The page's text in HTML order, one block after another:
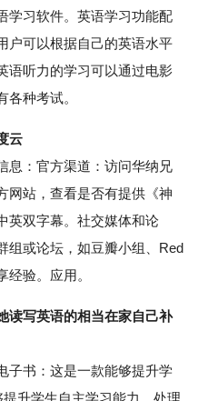
学习软件。英语学习功能配
户可以根据自己的英语水平
语听力的学习可以通过电影
种考试。
云
：官方渠道：访问华纳兄
网站，查看是否有提供《神
英双字幕。社交媒体和论
组或论坛，如豆瓣小组、Red
验。应用。
读写英语的相当在家自己补
书：这是一款能够提升学
升学生自主学习能力，处理